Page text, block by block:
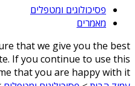
פסיכולוגים ומטפלים
מאמרים
that we give you the best
If you continue to use this
that you are happy with it